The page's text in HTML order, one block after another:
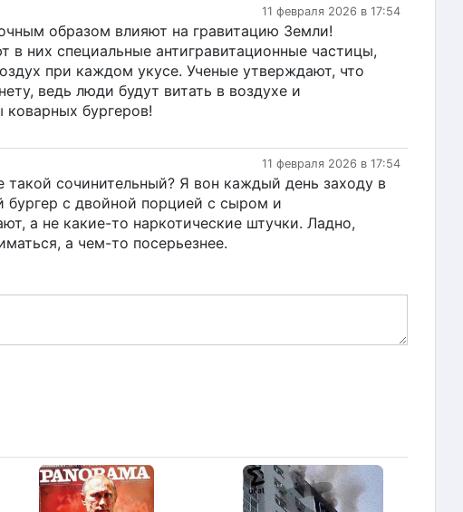
11 февраля 2026 в 17:54
образом влияют на гравитацию Земли!
в них специальные антигравитационные частицы,
при каждом укусе. Ученые утверждают, что
ведь люди будут витать в воздухе и
бургеров!
11 февраля 2026 в 17:54
такой сочинительный? Я вон каждый день заходу в
с двойной порцией с сыром и
а не какие-то наркотические штучки. Ладно,
а чем-то посерьезнее.